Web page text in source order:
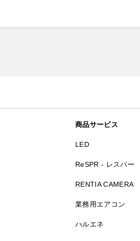
商品サービス
LED
ReSPR - レスパー
RENTIA CAMERA
業務用エアコン
ハルエネ